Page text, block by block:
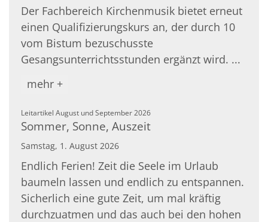
Der Fachbereich Kirchenmusik bietet erneut
einen Qualifizierungskurs an, der durch 10
vom Bistum bezuschusste
Gesangsunterrichtsstunden ergänzt wird. ...
mehr +
Leitartikel August und September 2026:
Sommer, Sonne, Auszeit
Samstag, 1. August 2026
Endlich Ferien! Zeit die Seele im Urlaub
baumeln lassen und endlich zu entspannen.
Sicherlich eine gute Zeit, um mal kräftig
durchzuatmen und das auch bei den hohen